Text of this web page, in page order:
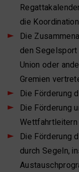
die
Die
den Segelsport
Union oder
Gremien
Die Förderung
Die Förderung
Die Förderung
durch Segeln,